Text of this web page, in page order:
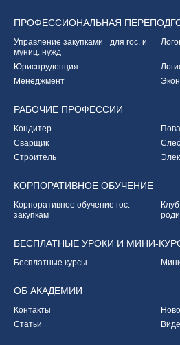
ПРОФЕССИОНАЛЬНАЯ
Управление закупками для гос. и
муниц. нужд
Юриспруденция
Менеджмент
РАБОЧИЕ ПРОФЕССИИ
Кондитер
Сварщик
Строитель
КОРПОРАТИВНОЕ ОБУЧЕНИЕ
Корпоративное обучение гос.
закупкам
БЕСПЛАТНЫЕ УРОКИ И МИНИ-
Бесплатные курсы
ОБ АКАДЕМИИ
Контакты
Статьи